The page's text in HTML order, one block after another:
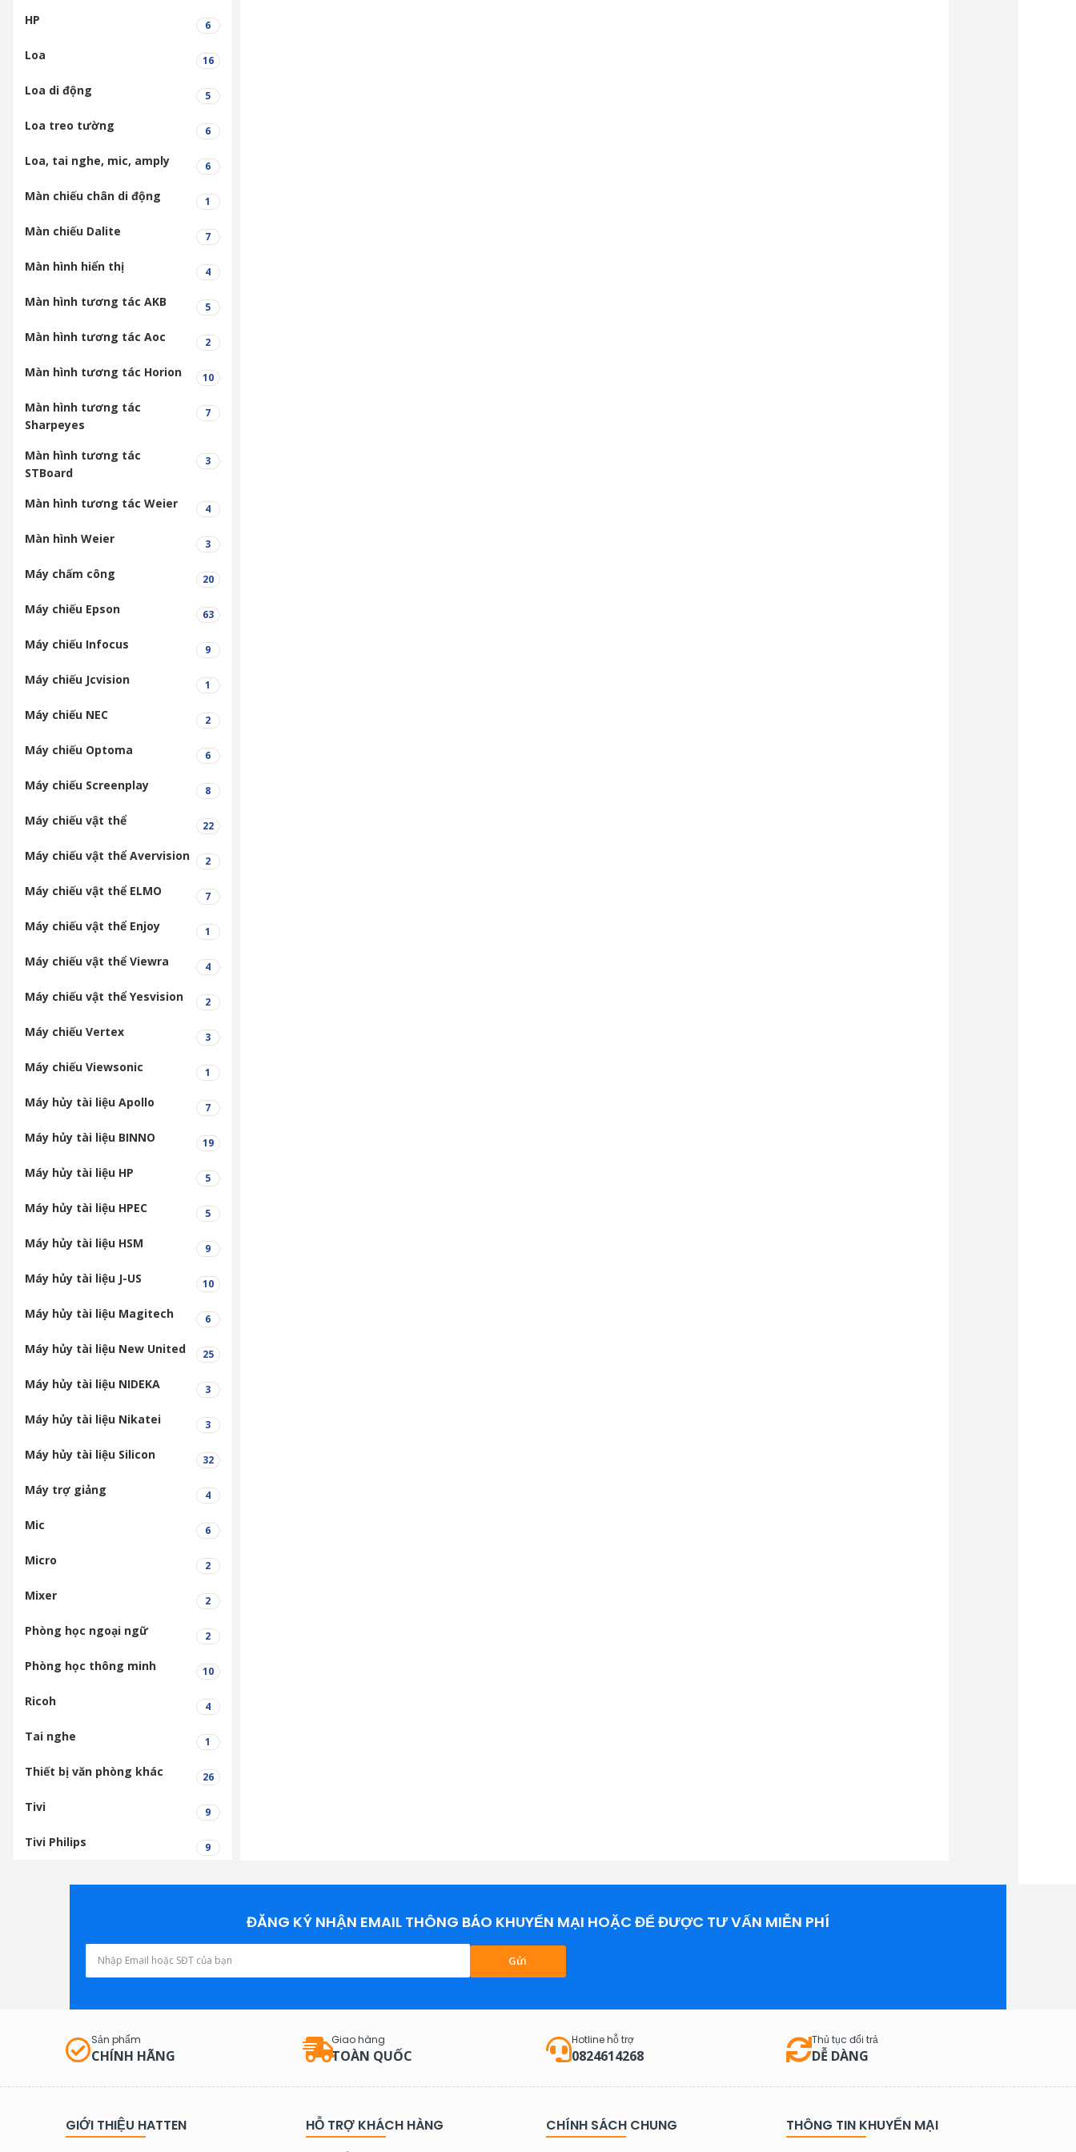
HP 6
Loa 16
Loa di động 5
Loa treo tường 6
Loa, tai nghe, mic, amply 6
Màn chiếu chân di động 1
Màn chiếu Dalite 7
Màn hình hiển thị 4
Màn hình tương tác AKB 5
Màn hình tương tác Aoc 2
Màn hình tương tác Horion 10
Màn hình tương tác
Sharpeyes
7
Màn hình tương tác
STBoard
3
Màn hình tương tác Weier 4
Màn hình Weier 3
Máy chấm công 20
Máy chiếu Epson 63
Máy chiếu Infocus 9
Máy chiếu Jcvision 1
Máy chiếu NEC 2
Máy chiếu Optoma 6
Máy chiếu Screenplay 8
Máy chiếu vật thể 22
Máy chiếu vật thể Avervision 2
Máy chiếu vật thể ELMO 7
Máy chiếu vật thể Enjoy 1
Máy chiếu vật thể Viewra 4
Máy chiếu vật thể Yesvision 2
Máy chiếu Vertex 3
Máy chiếu Viewsonic 1
Máy hủy tài liệu Apollo 7
Máy hủy tài liệu BINNO 19
Máy hủy tài liệu HP 5
Máy hủy tài liệu HPEC 5
Máy hủy tài liệu HSM 9
Máy hủy tài liệu J-US 10
Máy hủy tài liệu Magitech 6
Máy hủy tài liệu New United 25
Máy hủy tài liệu NIDEKA 3
Máy hủy tài liệu Nikatei 3
Máy hủy tài liệu Silicon 32
Máy trợ giảng 4
Mic 6
Micro 2
Mixer 2
Phòng học ngoại ngữ 2
Phòng học thông minh 10
Ricoh 4
Tai nghe 1
Thiết bị văn phòng khác 26
Tivi 9
Tivi Philips 9
ĐĂNG KÝ NHẬN EMAIL THÔNG BÁO KHUYẾN MẠI HOẶC ĐỂ ĐƯỢC TƯ VẤN MIỄN PHÍ
Gửi
Sản phẩm
CHÍNH HÃNG
Giao hàng
TOÀN QUỐC
Hotline hỗ trợ
0824614268
Thủ tục đổi trả
DỄ DÀNG
GIỚI THIỆU HATTEN HỖ TRỢ KHÁCH HÀNG CHÍNH SÁCH CHUNG THÔNG TIN KHUYẾN MẠI